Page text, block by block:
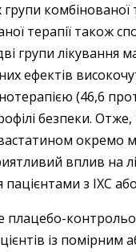
комбінованої
терапії також
групи
ефектів
(46,6
безпеки.
окремо
вплив на
з ІХС
плацебо-
із помірним